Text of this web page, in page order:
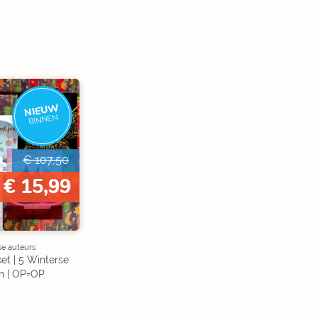
NIEUW
BINNEN
€ 107,50
€ 15,99
auteurs
| 5 Winterse
| OP=OP